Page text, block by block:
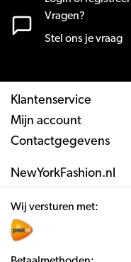
Vragen?
Stel ons je vraag
Klantenservice
Mijn account
Contactgegevens
NewYorkFashion.nl
Wij versturen met: